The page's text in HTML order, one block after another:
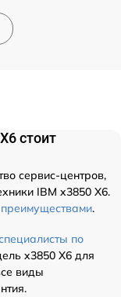
стоит
сервис-центров,
IBM x3850 X6.
.
по
x3850 X6 для
виды